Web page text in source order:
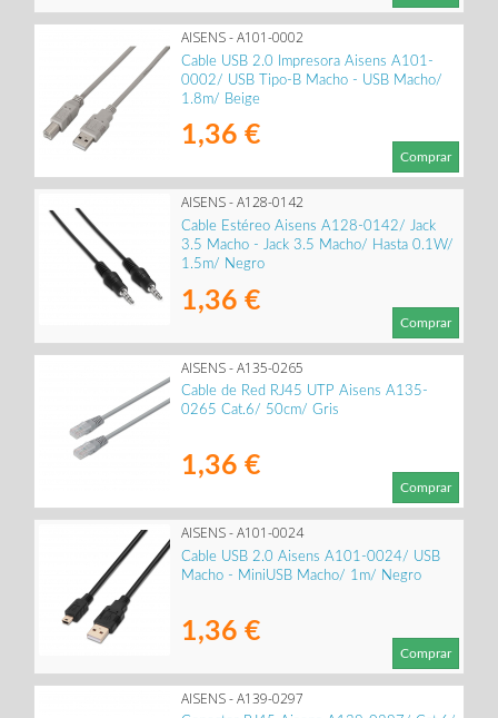
AISENS - A101-0002
Cable USB 2.0 Impresora Aisens A101-
0002/ USB Tipo-B Macho - USB Macho/
1.8m/ Beige
1,36 €
Comprar
AISENS - A128-0142
Cable Estéreo Aisens A128-0142/ Jack
3.5 Macho - Jack 3.5 Macho/ Hasta 0.1W/
1.5m/ Negro
1,36 €
Comprar
AISENS - A135-0265
Cable de Red RJ45 UTP Aisens A135-
0265 Cat.6/ 50cm/ Gris
1,36 €
Comprar
AISENS - A101-0024
Cable USB 2.0 Aisens A101-0024/ USB
Macho - MiniUSB Macho/ 1m/ Negro
1,36 €
Comprar
AISENS - A139-0297